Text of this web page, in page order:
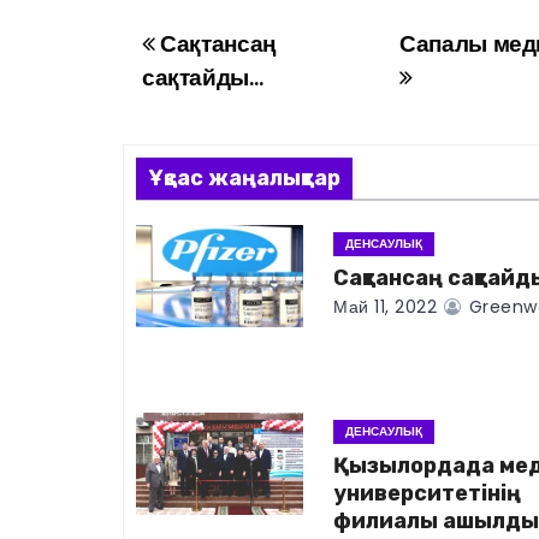
Н
в
и
г
а
и
я
п
Сапалы
Сақтансаң
сақтайды…
Ұқсас жаңалықтар
ДЕНСАУЛЫҚ
Сақтансаң
Май 11, 2022
ДЕНСАУЛЫҚ
Қызылордада
университетінің
филиалы ашылды